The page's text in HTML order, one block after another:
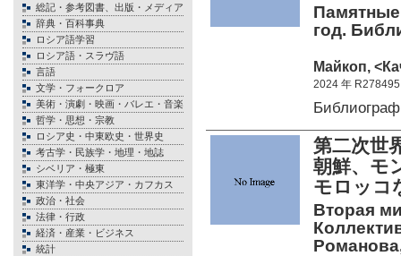
総記・参考図書、出版・メディア
辞典・百科事典
ロシア語学習
ロシア語・スラヴ語
言語
文学・フォークロア
美術・演劇・映画・バレエ・音楽
哲学・思想・宗教
ロシア史・中東欧史・世界史
考古学・民族学・地理・地誌
シベリア・極東
東洋学・中央アジア・カフカス
政治・社会
法律・行政
経済・産業・ビジネス
統計
год.
Майкоп,
2024 年 R278495
第二次世
朝鮮、モ
モロッコ
Вторая